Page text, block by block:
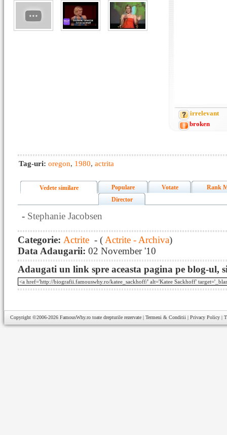
irrelevant
broken
Tag-uri: oregon, 1980, actrita
Vedete similare Populare Votate
Rank
Director
- Stephanie Jacobsen
Categorie: Actrite - ( Actrite - Archiva)
Data Adaugarii: 02 November '10
Adaugati un link spre aceasta pagina pe blog-ul,
Copyright ©2006-2026 FamousWhy.ro toate drepturile rezervate | Termeni & Conditii | Privacy Policy |